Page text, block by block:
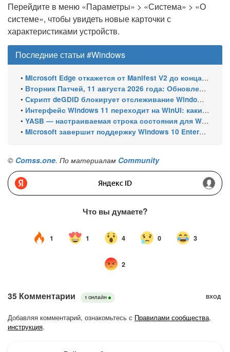
Перейдите в меню «Параметры» > «Система» > «О
системе», чтобы увидеть новые карточки с
характеристиками устройств.
Последние статьи #Windows
• Microsoft Edge откажется от Manifest V2 до конца 2026 года – классический uBlock Origin перестанет работать
• Вторник Патчей, 11 августа 2026 года: Обновления безопасности для Windows 11 (включая KB5121003), ESU-обновления для Windows 10
• Скрипт deGDID блокирует отслеживание Windows по глобальному идентификатору устройства
• Интерфейс Windows 11 переходит на WinUI: какие системные элементы обновит Microsoft
• YASB — настраиваемая строка состояния для Windows с виджетами и поддержкой нескольких мониторов
• Microsoft завершит поддержку Windows 10 Enterprise LTSC 2021 в январе 2027 года. ESU продлят обновления до января 2030 года
© Comss.one. По материалам Community